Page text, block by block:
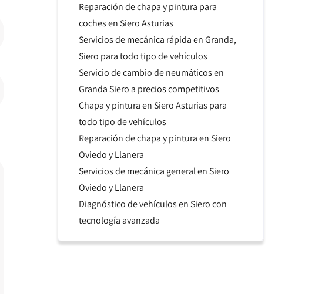
Reparación de chapa y pintura para
coches en Siero Asturias
Servicios de mecánica rápida en Granda,
Siero para todo tipo de vehículos
Servicio de cambio de neumáticos en
Granda Siero a precios competitivos
Chapa y pintura en Siero Asturias para
todo tipo de vehículos
Reparación de chapa y pintura en Siero
Oviedo y Llanera
Servicios de mecánica general en Siero
Oviedo y Llanera
Diagnóstico de vehículos en Siero con
tecnología avanzada